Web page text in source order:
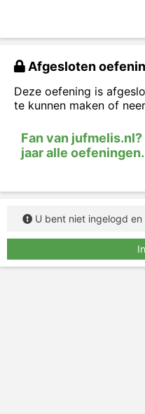
letters
Geef aan of de letter
Afgesloten
Deze oefening is
te kunnen maken of
Fan van
jaar alle oefeningen.
U bent niet ingelogd